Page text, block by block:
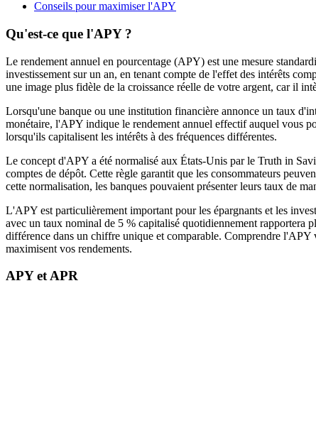
Conseils pour maximiser l'APY
Qu'est-ce que l'APY ?
Le rendement annuel en pourcentage (APY) est une mesure
investissement sur un an, en tenant compte de l'effet des intérêts
une image plus fidèle de la croissance réelle de votre argent, car il
Lorsqu'une banque ou une institution financière annonce un taux
monétaire, l'APY indique le rendement annuel effectif auquel vous
lorsqu'ils capitalisent les intérêts à des fréquences différentes.
Le concept d'APY a été normalisé aux États-Unis par le Truth in
comptes de dépôt. Cette règle garantit que les consommateurs
cette normalisation, les banques pouvaient présenter leurs taux de
L'APY est particulièrement important pour les épargnants et les
avec un taux nominal de 5 % capitalisé quotidiennement rapportera
différence dans un chiffre unique et comparable. Comprendre l'APY
maximisent vos rendements.
APY et APR